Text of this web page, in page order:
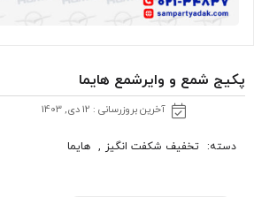
پکیج شمع و وایرشمع هایما
آخرین بروزرسانی : 12 دی, 1403
دسته: تخفیف شکفت انگیز , هایما